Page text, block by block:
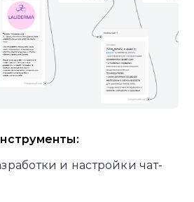
и настройки чат-